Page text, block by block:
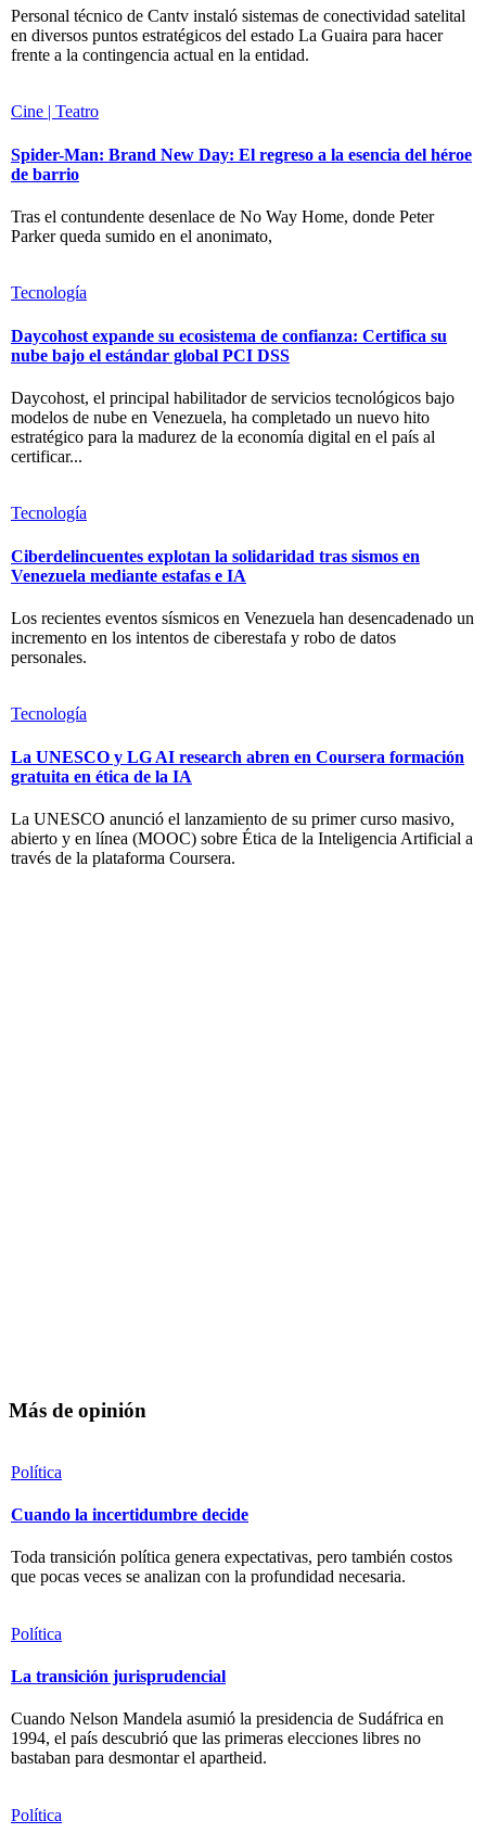
Personal técnico de Cantv instaló sistemas de conectividad satelital
en diversos puntos estratégicos del estado La Guaira para hacer
frente a la contingencia actual en la entidad.
Cine | Teatro
Spider-Man: Brand New Day: El regreso a la esencia del héroe
de barrio
Tras el contundente desenlace de No Way Home, donde Peter
Parker queda sumido en el anonimato,
Tecnología
Daycohost expande su ecosistema de confianza: Certifica su
nube bajo el estándar global PCI DSS
Daycohost, el principal habilitador de servicios tecnológicos bajo
modelos de nube en Venezuela, ha completado un nuevo hito
estratégico para la madurez de la economía digital en el país al
certificar...
Tecnología
Ciberdelincuentes explotan la solidaridad tras sismos en
Venezuela mediante estafas e IA
Los recientes eventos sísmicos en Venezuela han desencadenado un
incremento en los intentos de ciberestafa y robo de datos
personales.
Tecnología
La UNESCO y LG AI research abren en Coursera formación
gratuita en ética de la IA
La UNESCO anunció el lanzamiento de su primer curso masivo,
abierto y en línea (MOOC) sobre Ética de la Inteligencia Artificial a
través de la plataforma Coursera.
Más de opinión
Política
Cuando la incertidumbre decide
Toda transición política genera expectativas, pero también costos
que pocas veces se analizan con la profundidad necesaria.
Política
La transición jurisprudencial
Cuando Nelson Mandela asumió la presidencia de Sudáfrica en
1994, el país descubrió que las primeras elecciones libres no
bastaban para desmontar el apartheid.
Política